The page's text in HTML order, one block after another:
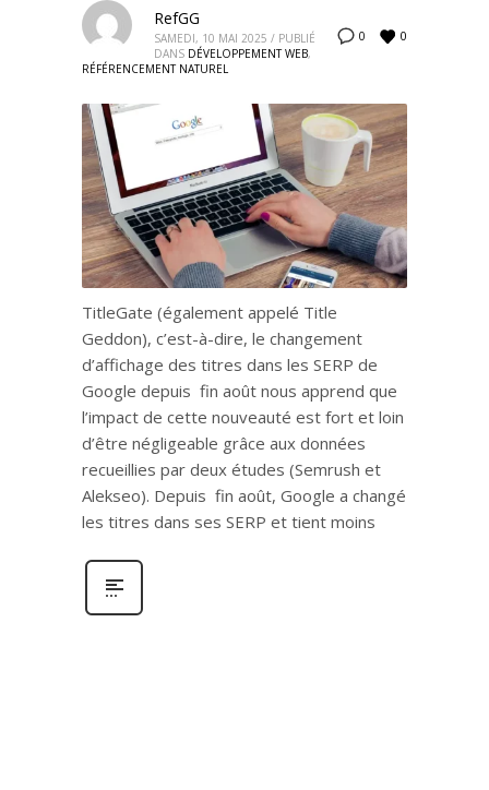
0 0
RefGG
SAMEDI, 10 MAI 2025 / PUBLIÉ
DANS DÉVELOPPEMENT WEB,
RÉFÉRENCEMENT NATUREL
TitleGate (également appelé Title
Geddon), c’est-à-dire, le changement
d’affichage des titres dans les SERP de
Google depuis fin août nous apprend que
l’impact de cette nouveauté est fort et loin
d’être négligeable grâce aux données
recueillies par deux études (Semrush et
Alekseo). Depuis fin août, Google a changé
les titres dans ses SERP et tient moins